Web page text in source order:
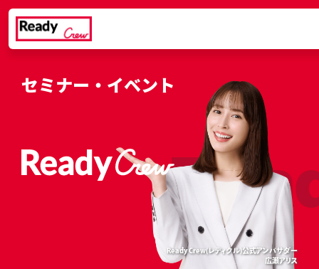
セミナー・イベント
Ready Crew(レディクル)公式アンバサダー
広瀬アリス